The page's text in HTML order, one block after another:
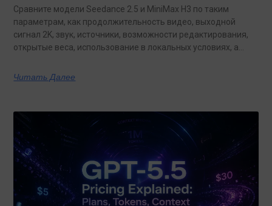
Сравните модели Seedance 2.5 и MiniMax H3 по таким
параметрам, как продолжительность видео, выходной
сигнал 2K, звук, источники, возможности редактирования,
открытые веса, использование в локальных условиях, а
конкретных задач на сегодняшний день.
Читать Далее